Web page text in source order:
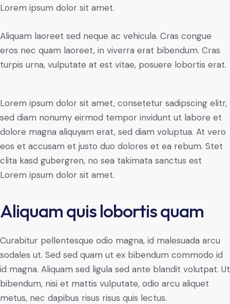
Lorem ipsum dolor sit amet.
Aliquam laoreet sed neque ac vehicula. Cras congue
eros nec quam laoreet, in viverra erat bibendum. Cras
turpis urna, vulputate at est vitae, posuere lobortis erat.
Lorem ipsum dolor sit amet, consetetur sadipscing elitr,
sed diam nonumy eirmod tempor invidunt ut labore et
dolore magna aliquyam erat, sed diam voluptua. At vero
eos et accusam et justo duo dolores et ea rebum. Stet
clita kasd gubergren, no sea takimata sanctus est
Lorem ipsum dolor sit amet.
Aliquam quis lobortis quam
Curabitur pellentesque odio magna, id malesuada arcu
sodales ut. Sed sed quam ut ex bibendum commodo id
id magna. Aliquam sed ligula sed ante blandit volutpat. Ut
bibendum, nisi et mattis vulputate, odio arcu aliquet
metus, nec dapibus risus risus quis lectus.